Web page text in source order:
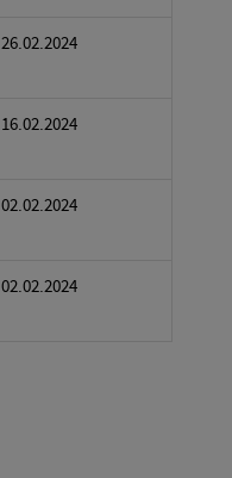
26.02.2024
16.02.2024
02.02.2024
02.02.2024